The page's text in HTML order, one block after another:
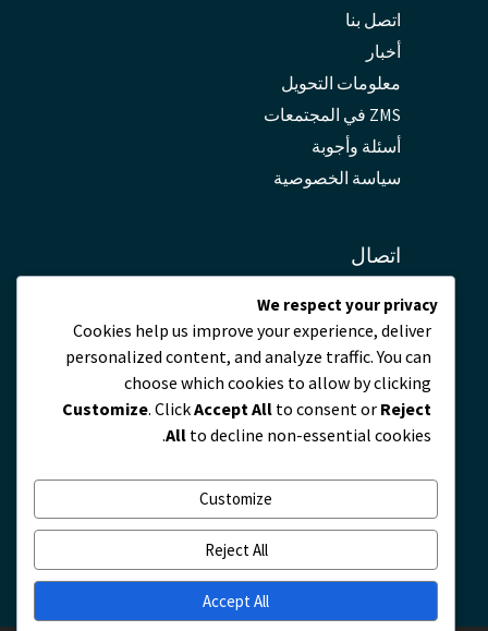
اتصل بنا
أخبار
معلومات التحويل
ZMS في المجتمعات
أسئلة وأجوبة
سياسة الخصوصية
اتصال
servicio@zmscable.es
+86-371-67829333
+86 17303836349
بلازا دي كايكوان, تشنغتشو, الصين
We respect your privacy
Cookies help us improve your experience, deliver
personalized content, and analyze traffic. You can
choose which cookies to allow by clicking
Customize. ClickAccept All to consent or Reject
All to decline non-essential cookies.
Customize
Reject All
Accept All